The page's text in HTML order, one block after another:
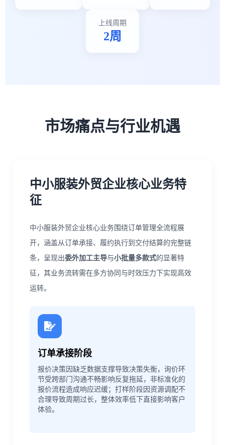
上线周期
2周
市场痛点与行业机遇
中小服装外贸企业核心业务特
征
中小服装外贸企业核心业务围绕订单管理全流程展
开，涵盖从订单承接、履约执行到交付结算的完整链
条，呈现出委外加工主导与小批量多款式的显著特
征，其业务流转需在多方协同与时效压力下实现高效
运转。
订单承接阶段
报价决策因缺乏数据支撑导致决策失衡，询价环
节受跨部门沟通不畅影响反复拖延，非标准化的
报价流程造成响应迟缓；打样阶段因资源调配不
合理导致周期过长，整体效率低下直接影响客户
体验。